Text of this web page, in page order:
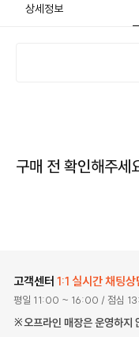
상세정보
구매 전 확인해주세
고객센터 1:1 실시간 채팅상
평일 11:00 ~ 16:00 / 점심
※오프라인 매장은 운영하지